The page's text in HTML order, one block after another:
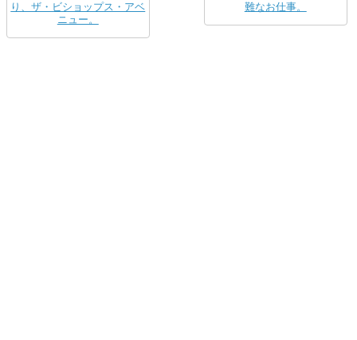
り、ザ・ビショップス・アベ
ニュー。
難なお仕事。